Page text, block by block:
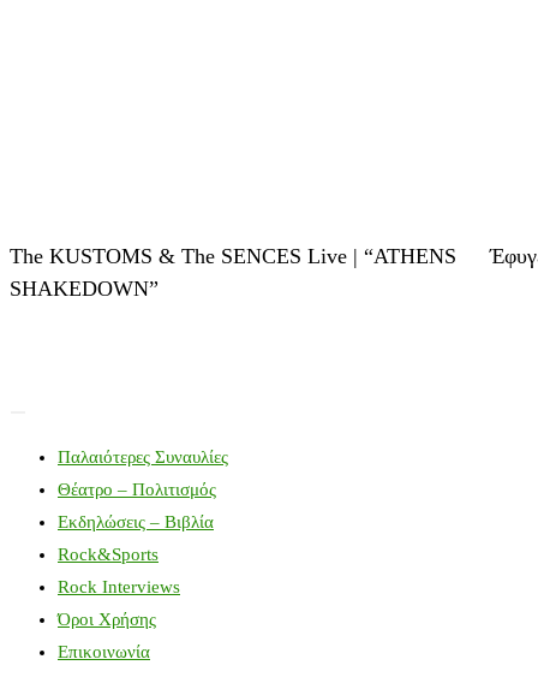
The KUSTOMS & The SENCES Live | “ATHENS
SHAKEDOWN”
Παλαιότερες Συναυλίες
Θέατρο – Πολιτισμός
Εκδηλώσεις – Βιβλία
Rock&Sports
Rock Interviews
Όροι Χρήσης
Επικοινωνία